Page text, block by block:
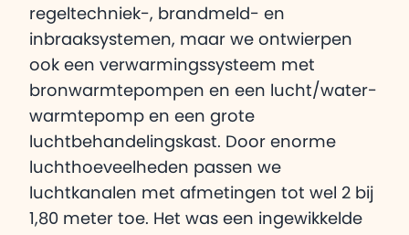
regeltechniek-, brandmeld- en
inbraaksystemen, maar we ontwierpen
ook een verwarmingssysteem met
bronwarmtepompen en een lucht/water-
warmtepomp en een grote
luchtbehandelingskast. Door enorme
luchthoeveelheden passen we
luchtkanalen met afmetingen tot wel 2 bij
1,80 meter toe. Het was een ingewikkelde